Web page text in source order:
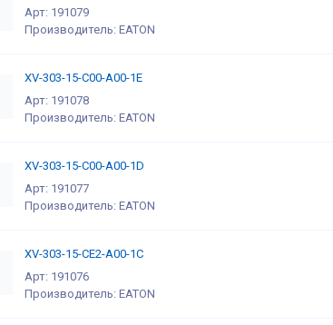
Арт: 191079
Производитель: EATON
XV-303-15-C00-A00-1E
Арт: 191078
Производитель: EATON
XV-303-15-C00-A00-1D
Арт: 191077
Производитель: EATON
XV-303-15-CE2-A00-1C
Арт: 191076
Производитель: EATON